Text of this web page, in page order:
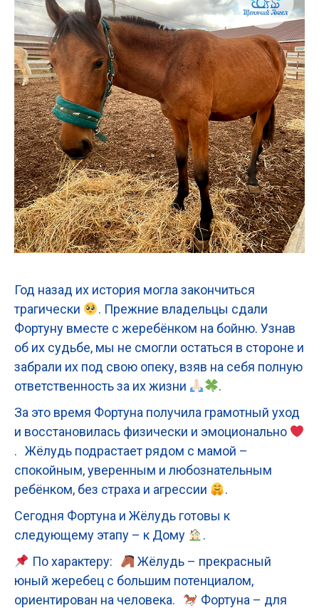
Год назад их история могла закончиться
трагически
. Прежние владельцы сдали
Фортуну вместе с жеребёнком на бойню. Узнав
об их судьбе, мы не смогли остаться в стороне и
забрали их под свою опеку, взяв на себя полную
ответственность за их жизни
.
За это время Фортуна получила грамотный уход
и восстановилась физически и эмоционально
. Жёлудь подрастает рядом с мамой –
спокойным, уверенным и любознательным
ребёнком, без страха и агрессии
.
Сегодня Фортуна и Жёлудь готовы к
следующему этапу – к Дому
.
По характеру:
Жёлудь – прекрасный
юный жеребец с большим потенциалом,
ориентирован на человека.
Фортуна – для